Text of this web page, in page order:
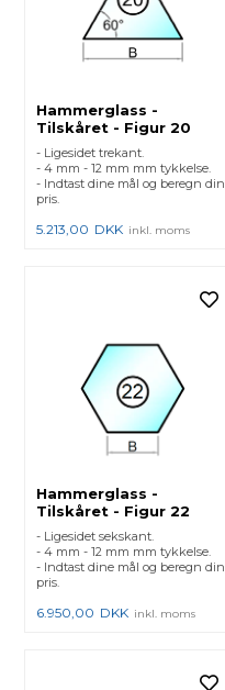
Hammerglass -
Tilskåret - Figur 20
- Ligesidet trekant.
- 4 mm - 12 mm mm tykkelse.
- Indtast dine mål og beregn din
pris.
5.213,00 DKK inkl. moms
Hammerglass -
Tilskåret - Figur 22
- Ligesidet sekskant.
- 4 mm - 12 mm mm tykkelse.
- Indtast dine mål og beregn din
pris.
6.950,00 DKK inkl. moms